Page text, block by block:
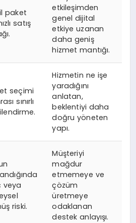
paket
satış
etkileşimden
genel dijital
etkiye uzanan
daha geniş
hizmet mantığı.
seçimi
sınırlı
Hizmetin ne işe
yaradığını
anlatan,
beklentiyi daha
doğru yöneten
yapı.
veya
riski.
Müşteriyi
mağdur
etmemeye ve
çözüm
üretmeye
odaklanan
destek anlayışı.